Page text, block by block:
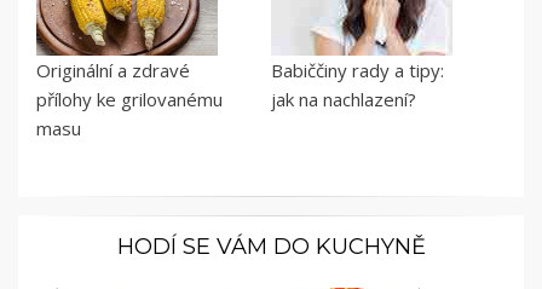
Originální a zdravé
přílohy ke grilovanému
masu
Babiččiny rady a tipy:
jak na nachlazení?
HODÍ SE VÁM DO KUCHYNĚ